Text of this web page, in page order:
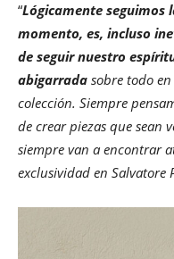
“Lógicamente seguimos
momento, es, incluso
de seguir nuestro
abigarrada sobre todo
colección. Siempre
de crear piezas que sean
siempre van a encontrar
exclusividad en Salvatore